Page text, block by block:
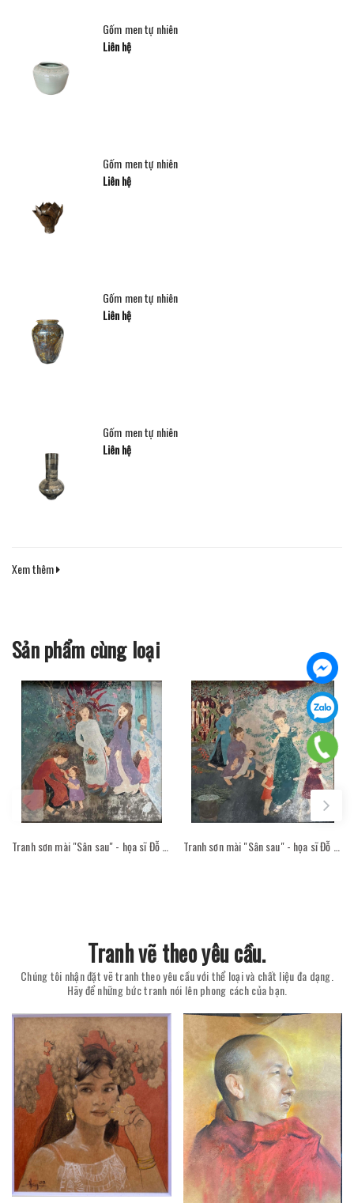
Gốm men tự nhiên
Liên hệ
Gốm men tự nhiên
Liên hệ
Gốm men tự nhiên
Liên hệ
Gốm men tự nhiên
Liên hệ
Xem thêm
Sản phẩm cùng loại
Tranh vẽ theo yêu cầu.
Chúng tôi nhận đặt vẽ tranh theo yêu cầu với thể loại và chất liệu đa dạng.
Hãy để những bức tranh nói lên phong cách của bạn.